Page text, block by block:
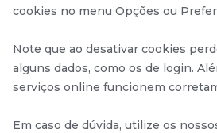
cookies no menu Opções ou
Note que ao desativar cookies
alguns dados, como os de login.
serviços online funcionem
Em caso de dúvida, utilize os